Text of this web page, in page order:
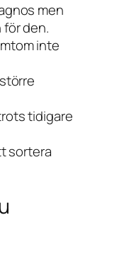
men
den.
inte
tidigare
sortera